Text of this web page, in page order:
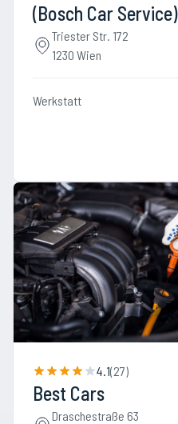
(Bosch Car Service)
Triester Str. 172
1230 Wien
Werkstatt
4.1(27)
Best Cars
Draschestraße 63